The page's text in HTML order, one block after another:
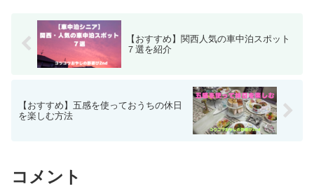
【おすすめ】関西人気の車中泊スポット
７選を紹介
【おすすめ】五感を使っておうちの休日
を楽しむ方法
コメント